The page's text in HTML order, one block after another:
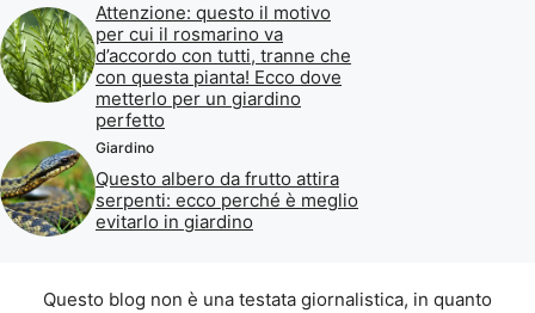
Attenzione: questo il motivo
per cui il rosmarino va
d’accordo con tutti, tranne che
con questa pianta! Ecco dove
metterlo per un giardino
perfetto
Giardino
Questo albero da frutto attira
serpenti: ecco perché è meglio
evitarlo in giardino
Questo blog non è una testata giornalistica, in quanto